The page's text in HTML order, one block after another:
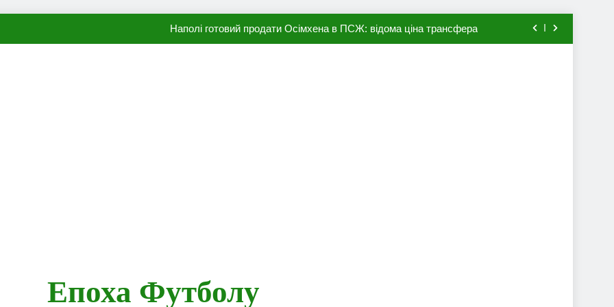
ПСЖ близький до підписання гравця збірної Франції за 80 млн євро
Епоха Футболу